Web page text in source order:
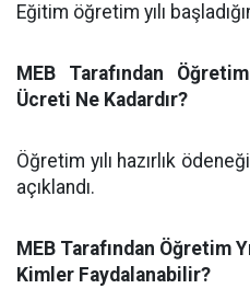
Eğitim öğretim yılı
MEB Tarafından
Ücreti Ne Kadardır?
Öğretim yılı hazırlık
açıklandı.
MEB Tarafından Öğretim
Kimler Faydalanabilir?